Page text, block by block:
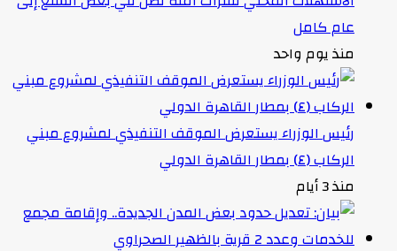
عام كامل
منذ يوم واحد
رئيس الوزراء يستعرض الموقف التنفيذي لمشروع مبني
الركاب (٤) بمطار القاهرة الدولي
منذ 3 أيام